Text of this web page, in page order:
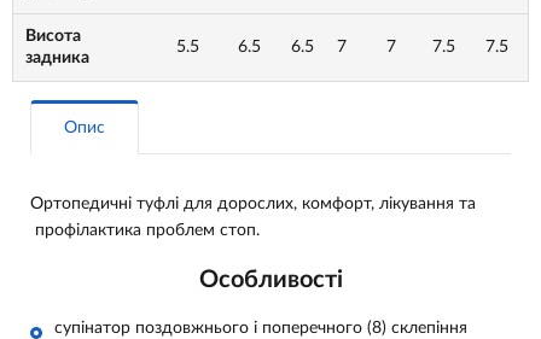
Висота
задника
5.5 6.5 6.5 7 7 7.5 7.5
Опис
Ортопедичні туфлі для дорослих, комфорт, лікування та
профілактика проблем стоп.
Особливості
супінатор поздовжнього і поперечного (8) склепіння